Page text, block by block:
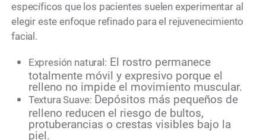
específicos que los pacientes suelen experimentar al
elegir este enfoque refinado para el rejuvenecimiento
facial.
Expresión natural: El rostro permanece
totalmente móvil y expresivo porque el
relleno no impide el movimiento muscular.
Textura Suave: Depósitos más pequeños de
relleno reducen el riesgo de bultos,
protuberancias o crestas visibles bajo la
piel.